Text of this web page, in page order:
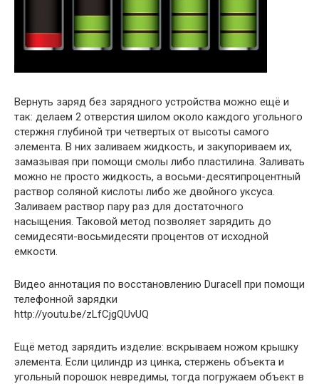
Вернуть заряд без зарядного устройства можно ещё и
так: делаем 2 отверстия шилом около каждого угольного
стержня глубиной три четвертых от высоты самого
элемента. В них заливаем жидкость, и закупориваем их,
замазывая при помощи смолы либо пластилина. Заливать
можно не просто жидкость, а восьми-десятипроцентный
раствор соляной кислоты либо же двойного уксуса.
Заливаем раствор пару раз для достаточного
насыщения. Таковой метод позволяет зарядить до
семидесяти-восьмидесяти процентов от исходной
емкости.
Видео аннотация по восстановлению Duracell при помощи
телефонной зарядки
http://youtu.be/zLfCjgQUvUQ
Ещё метод зарядить изделие: вскрываем ножом крышку
элемента. Если цилиндр из цинка, стержень объекта и
угольный порошок невредимы, тогда погружаем объект в